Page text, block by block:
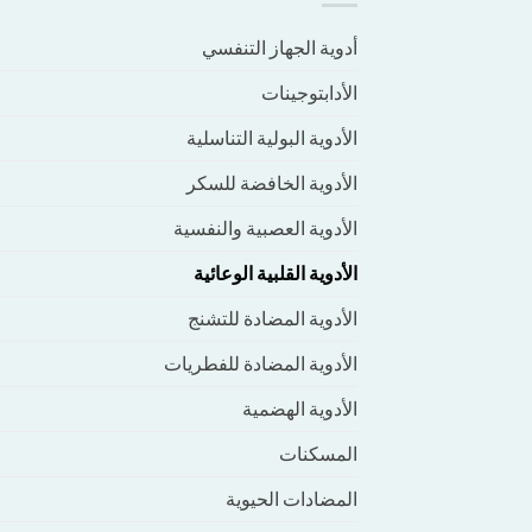
أدوية الجهاز التنفسي
الأدابتوجينات
الأدوية البولية التناسلية
الأدوية الخافضة للسكر
الأدوية العصبية والنفسية
الأدوية القلبية الوعائية
الأدوية المضادة للتشنج
الأدوية المضادة للفطريات
الأدوية الهضمية
المسكنات
المضادات الحيوية